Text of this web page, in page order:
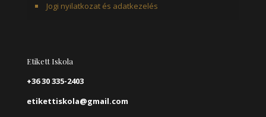
Jogi nyilatkozat és adatkezelés
Etikett Iskola
+36 30 335-2403
etikettiskola@gmail.com